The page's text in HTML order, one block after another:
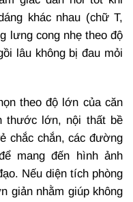
khác nhau (chữ T,
lưng cong nhẹ theo độ
lâu không bị đau mỏi
theo độ lớn của căn
thước lớn, nội thất bề
chắc chắn, các đường
mang đến hình ảnh
Nếu diện tích phòng
giản nhằm giúp không